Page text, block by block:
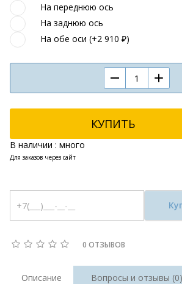
На переднюю ось
На заднюю ось
На обе оси (+2 910 ₽)
КУПИТЬ
В наличии : много
Для заказов через сайт
0 ОТЗЫВОВ
Описание Вопросы и отзывы (0)